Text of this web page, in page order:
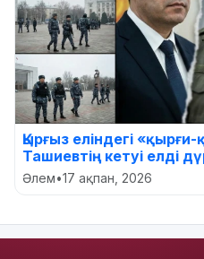
Қырғыз еліндегі
Ташиевтің кетуі елді
Әлем•17 ақпан, 2026